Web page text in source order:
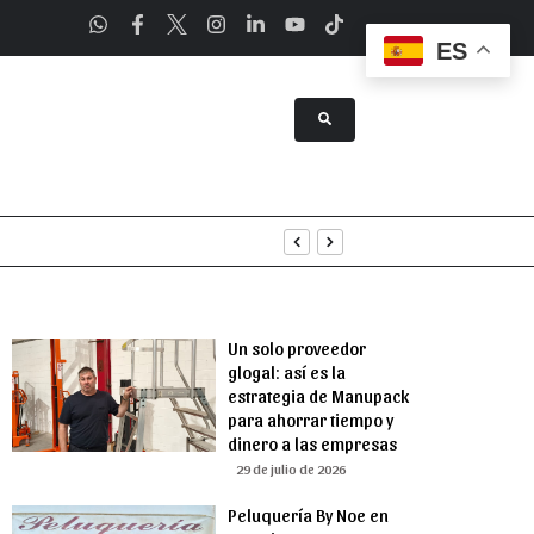
Un solo proveedor
glogal: así es la
estrategia de Manupack
para ahorrar tiempo y
dinero a las empresas
29 de julio de 2026
Peluquería By Noe en
ES